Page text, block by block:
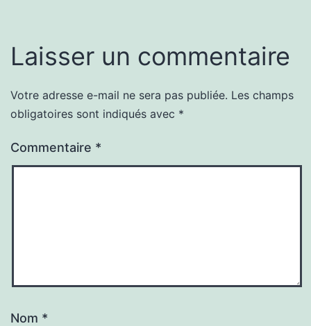
Laisser un commentaire
Votre adresse e-mail ne sera pas publiée. Les champs
obligatoires sont indiqués avec *
Commentaire *
Nom *